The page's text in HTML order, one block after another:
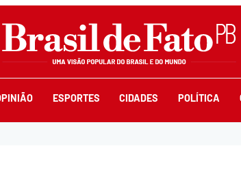
ESPORTES CIDADES POLÍTICA